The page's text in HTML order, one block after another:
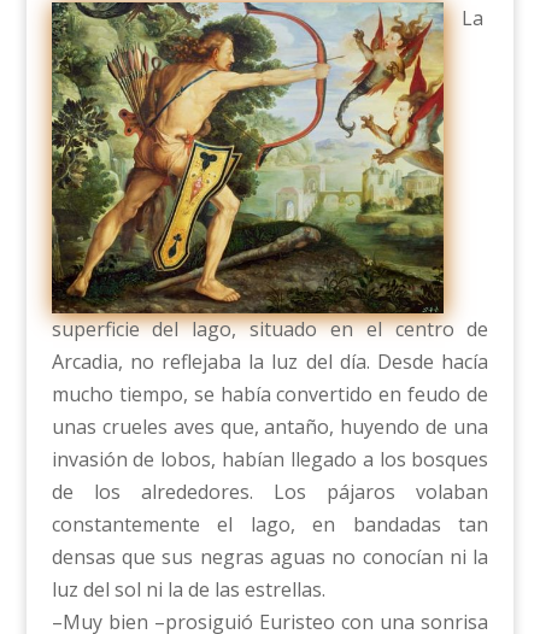
La
superficie del lago, situado en el centro de
Arcadia, no reflejaba la luz del día. Desde hacía
mucho tiempo, se había convertido en feudo de
unas crueles aves que, antaño, huyendo de una
invasión de lobos, habían llegado a los bosques
de los alrededores. Los pájaros volaban
constantemente el lago, en bandadas tan
densas que sus negras aguas no conocían ni la
luz del sol ni la de las estrellas.
–Muy bien –prosiguió Euristeo con una sonrisa